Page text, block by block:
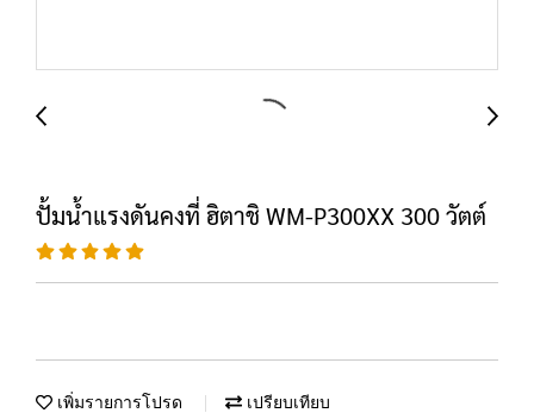
ปั้มน้ำแรงดันคงที่ ฮิตาชิ WM-P300XX 300 วัตต์
เพิ่มรายการโปรด เปรียบเทียบ